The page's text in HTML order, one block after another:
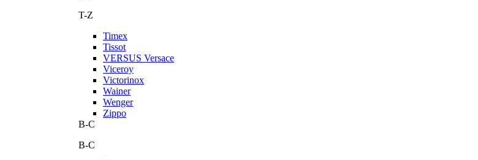
T-Z
Timex
Tissot
VERSUS Versace
Viceroy
Victorinox
Wainer
Wenger
Zippo
В-С
В-С